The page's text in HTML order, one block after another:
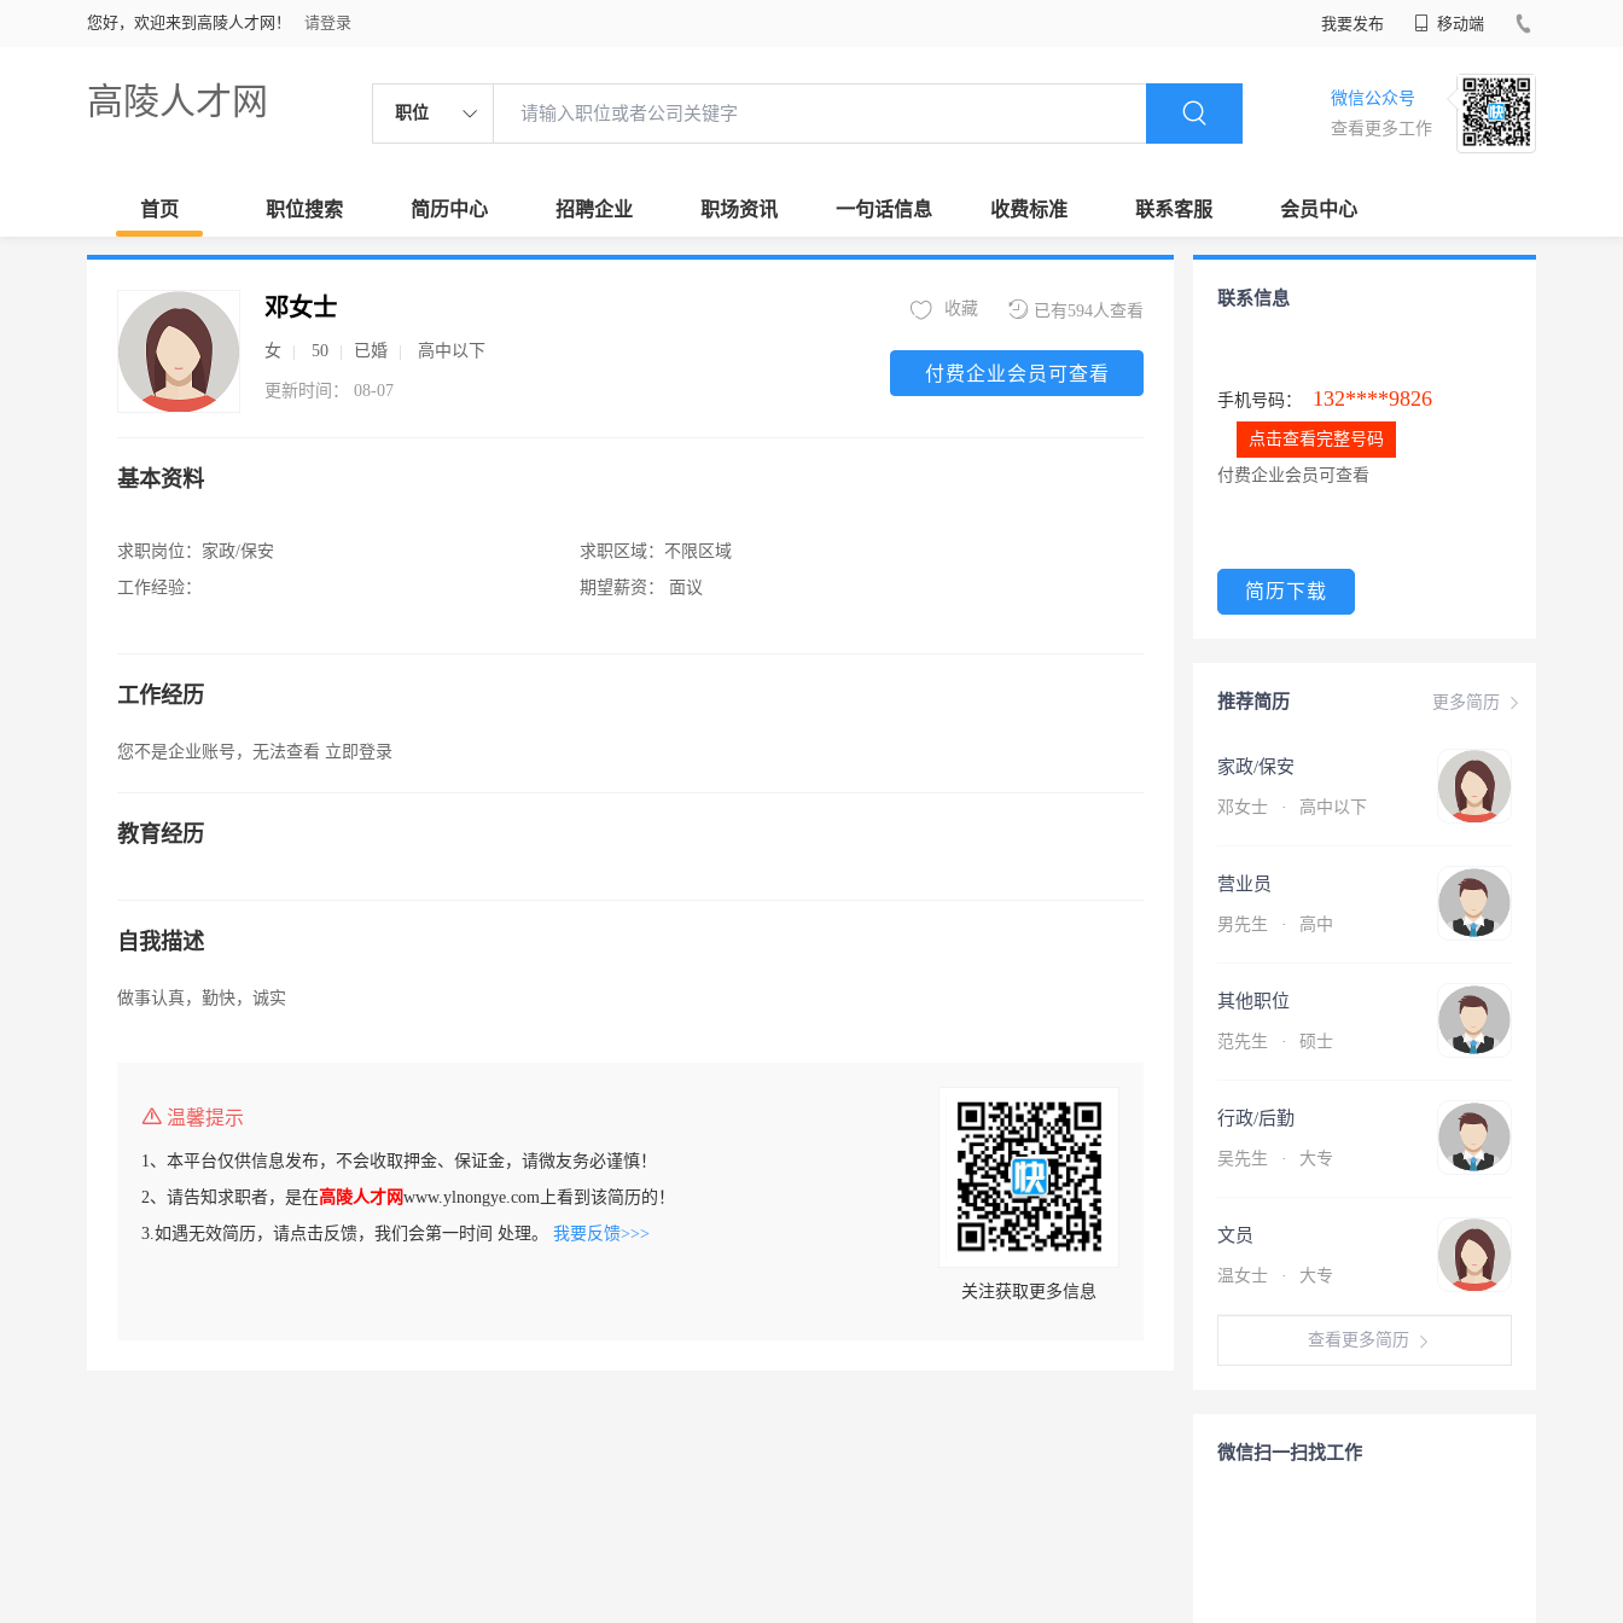
您好，欢迎来到高陵人才网！ 请登录 我要发布 移动端
高陵人才网 职位
微信公众号
查看更多工作
首页 职位搜索 简历中心 招聘企业 职场资讯 一句话信息 收费标准 联系客服 会员中心
邓女士
女 50 已婚 高中以下
更新时间： 08-07
已有594人查看
收藏
付费企业会员可查看
基本资料
求职岗位： 家政/保安
工作经验：
求职区域： 不限区域
期望薪资：
面议
工作经历
您不是企业账号，无法查看 立即登录
教育经历
自我描述
做事认真，勤快，诚实
温馨提示
1、本平台仅供信息发布，不会收取押金、保证金，请微友务必谨慎！
2、请告知求职者，是在高陵人才网www.ylnongye.com上看到该简历的！
3.如遇无效简历，请点击反馈，我们会第一时间 处理。 我要反馈>>>
关注获取更多信息
联系信息
手机号码： 132****9826
点击查看完整号码
付费企业会员可查看
简历下载
更多简历
推荐简历
家政/保安
邓女士 · 高中以下
营业员
男先生 · 高中
其他职位
范先生 · 硕士
行政/后勤
吴先生 · 大专
文员
温女士 · 大专
查看更多简历
微信扫一扫找工作